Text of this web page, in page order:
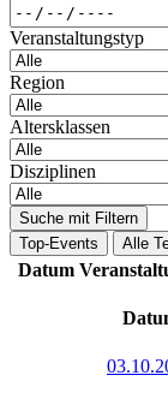
Veranstaltungstyp
Region
Altersklassen
Disziplinen
Suche mit Filtern
Top-Events
Alle
Datum